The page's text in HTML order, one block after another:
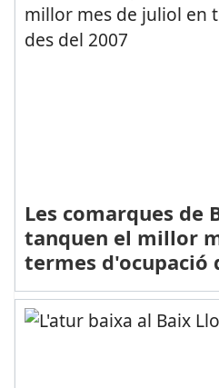
Les comarques de
tanquen el millor
termes d'ocupació